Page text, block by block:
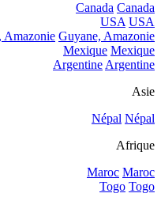
Canada Canada
USA USA
Amazonie Guyane, Amazonie
Mexique Mexique
ArgentineArgentine
Asie
Népal Népal
Afrique
Maroc Maroc
Togo Togo